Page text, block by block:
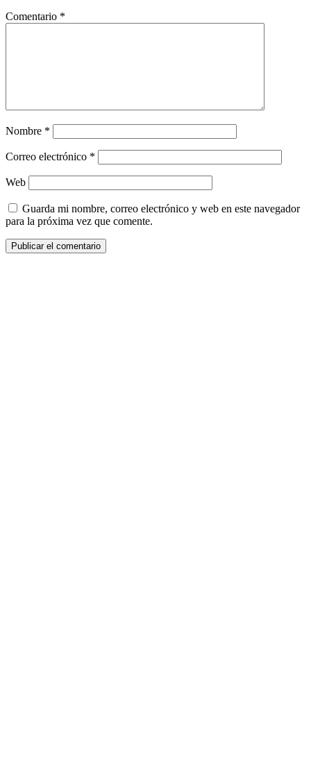
Comentario *
Nombre *
Correo electrónico *
Web
Guarda mi nombre, correo electrónico y web en este navegador
para la próxima vez que comente.